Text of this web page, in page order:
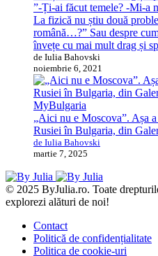
”-Ți-ai făcut temele? -Mi-a
La fizică nu știu două
română…?” Sau despre
învețe cu mai mult drag și
de Iulia Bahovski
noiembrie 6, 2021
MyBulgaria
„Aici nu e Moscova”. Așa
Rusiei în Bulgaria, din
de Iulia Bahovski
martie 7, 2025
© 2025 ByJulia.ro. Toate
explorezi alături de noi!
Contact
Politică de confidențialitate
Politica de cookie-uri